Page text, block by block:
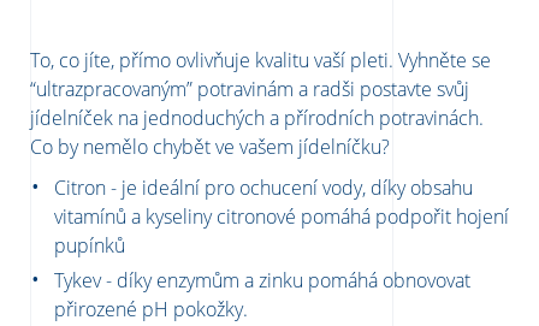
To, co jíte, přímo ovlivňuje kvalitu vaší pleti. Vyhněte se
“ultrazpracovaným” potravinám a radši postavte svůj
jídelníček na jednoduchých a přírodních potravinách.
Co by nemělo chybět ve vašem jídelníčku?
Citron- je ideální pro ochucenívody, díky obsahu
vitamínů a kyselinycitronové pomáhá podpořit hojení
pupínků
Tykev - díky enzymům a zinku pomáhá obnovovat
přirozené pH pokožky.